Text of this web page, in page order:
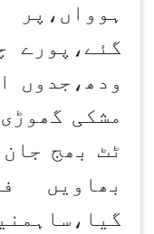
ودھ،جدوں
مشکی
ٹٹ بھج
بھاویں